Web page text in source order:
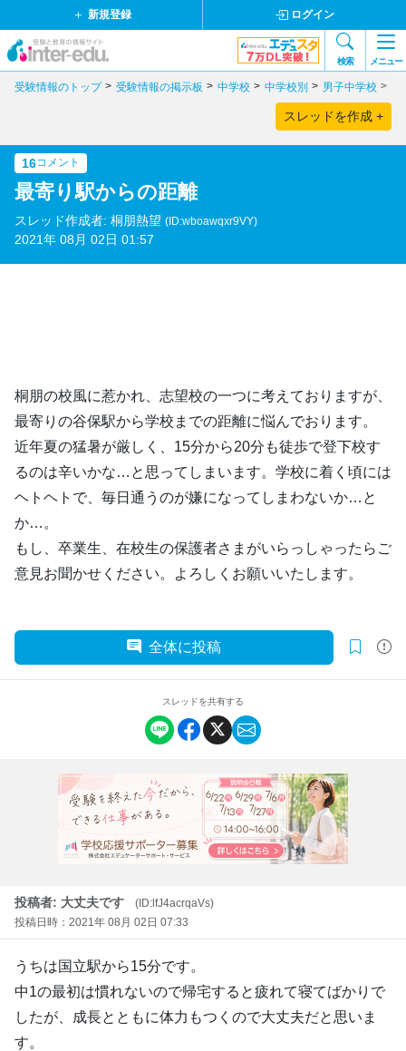
新規登録 ログイン
検索 メニュー
受験情報のトップ 受験情報の掲示板 中学校 中学校別 男子中学校
スレッドを作成 +
16コメント
最寄り駅からの距離
スレッド作成者: 桐朋熱望 (ID:wboawqxr9VY)
2021年 08月 02日 01:57
桐朋の校風に惹かれ、志望校の一つに考えておりますが、
最寄りの谷保駅から学校までの距離に悩んでおります。
近年夏の猛暑が厳しく、15分から20分も徒歩で登下校す
るのは辛いかな…と思ってしまいます。学校に着く頃には
ヘトヘトで、毎日通うのが嫌になってしまわないか…と
か…。
もし、卒業生、在校生の保護者さまがいらっしゃったらご
意見お聞かせください。よろしくお願いいたします。
全体に投稿
スレッドを共有する
投稿者: 大丈夫です
(ID:lfJ4acrqaVs)
投稿日時：2021年 08月 02日 07:33
うちは国立駅から15分です。
中1の最初は慣れないので帰宅すると疲れて寝てばかりで
したが、成長とともに体力もつくので大丈夫だと思いま
す。